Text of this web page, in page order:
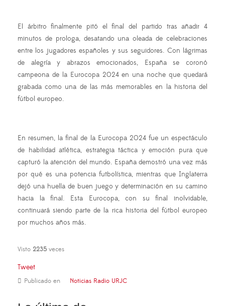
El árbitro finalmente pitó el final del partido tras añadir 4
minutos de prologa, desatando una oleada de celebraciones
entre los jugadores españoles y sus seguidores. Con lágrimas
de alegría y abrazos emocionados, España se coronó
campeona de la Eurocopa 2024 en una noche que quedará
grabada como una de las más memorables en la historia del
fútbol europeo.
En resumen, la final de la Eurocopa 2024 fue un espectáculo
de habilidad atlética, estrategia táctica y emoción pura que
capturó la atención del mundo. España demostró una vez más
por qué es una potencia futbolística, mientras que Inglaterra
dejó una huella de buen juego y determinación en su camino
hacia la final. Esta Eurocopa, con su final inolvidable,
continuará siendo parte de la rica historia del fútbol europeo
por muchos años más.
Visto 2235veces
Tweet
Publicado en Noticias Radio URJC